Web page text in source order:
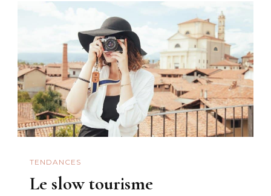
nautiques
à
pratiquer
en
vacances
?
TENDANCES
Le slow tourisme